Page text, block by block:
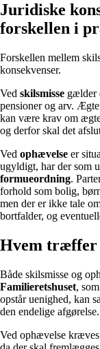
Juridiske
forskellen i
Forskellen mellem
konsekvenser.
Ved skilsmisse gælder
pensioner og arv.
kan være krav om
og derfor skal det
Ved ophævelse er
ugyldigt, har der som
formueordning.
forhold som bolig,
men der er ikke tale
bortfalder, og
Hvem træffer
Både skilsmisse og
Familieretshuset,
opstår uenighed, kan
den endelige afgørelse.
Ved ophævelse kræves